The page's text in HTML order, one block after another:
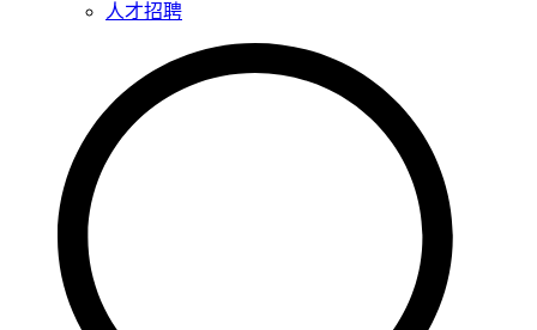
人才招聘